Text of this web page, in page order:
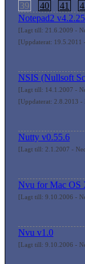
39
40 41
Notepad2 v4.2.25
[Lagt till: 21.6.2009 -
[Uppdaterat: 19.5.2011
NSIS (Nullsoft
[Lagt till: 14.1.2007 -
[Uppdaterat: 2.8.2013
Nutty v0.55.6
[Lagt till: 2.1.2007 -
Nvu for Mac OS
[Lagt till: 9.10.2006 -
Nvu v1.0
[Lagt till: 9.10.2006 -